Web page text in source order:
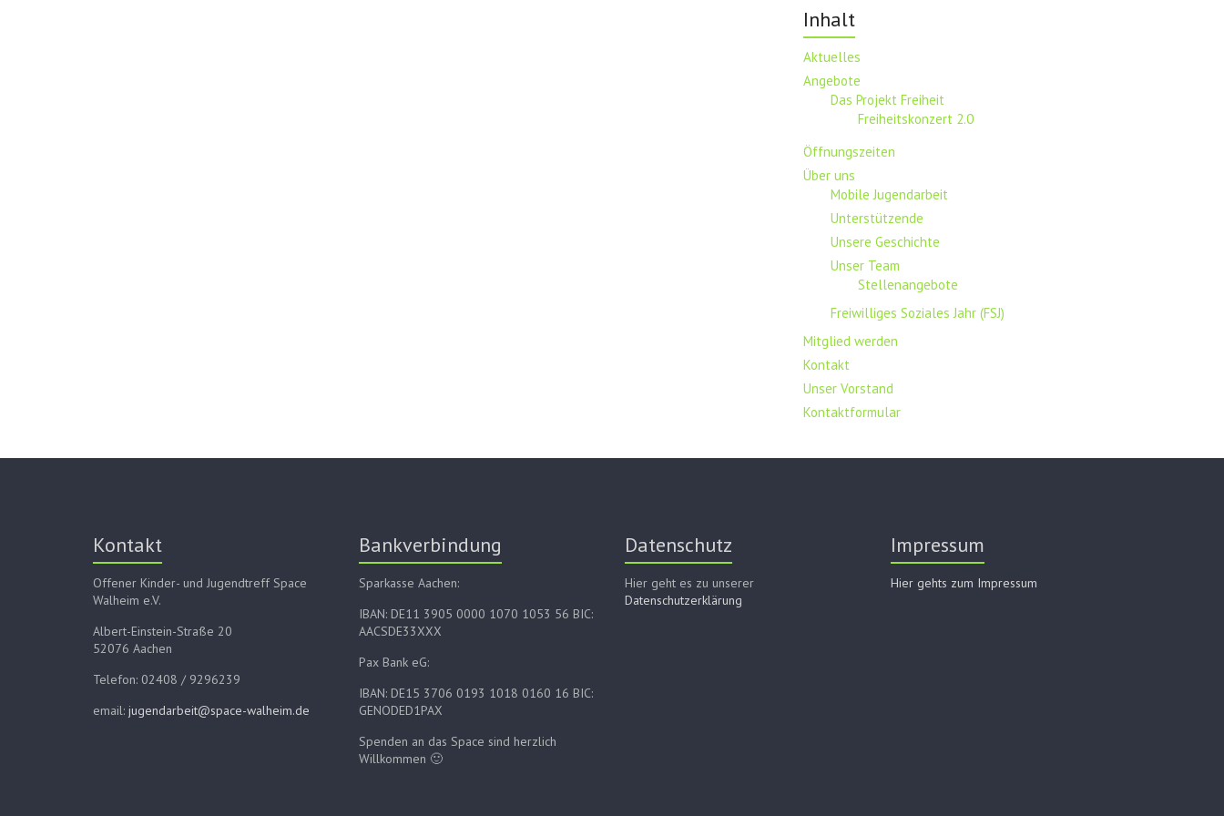
Inhalt
Aktuelles
Angebote
Das Projekt Freiheit
Freiheitskonzert 2.0
Öffnungszeiten
Über uns
Mobile Jugendarbeit
Unterstützende
Unsere Geschichte
Unser Team
Stellenangebote
Freiwilliges Soziales Jahr (FSJ)
Mitglied werden
Kontakt
Unser Vorstand
Kontaktformular
Kontakt
Offener Kinder- und Jugendtreff Space
Walheim e.V.
Albert-Einstein-Straße 20
52076 Aachen
Telefon: 02408 / 9296239
email: jugendarbeit@space-walheim.de
Bankverbindung
Sparkasse Aachen:
IBAN: DE11 3905 0000 1070 1053 56 BIC:
AACSDE33XXX
Pax Bank eG:
IBAN: DE15 3706 0193 1018 0160 16 BIC:
GENODED1PAX
Spenden an das Space sind herzlich
Willkommen 🙂
Datenschutz
Hier geht es zu unserer
Datenschutzerklärung
Impressum
Hier gehts zum Impressum